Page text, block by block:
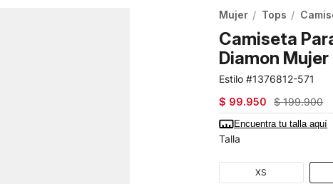
Mujer Tops
Camiseta
Diamon Mujer
1376812-571
$ 99.950 $ 199.900
Encuentra tu talla aquí
Talla
XS